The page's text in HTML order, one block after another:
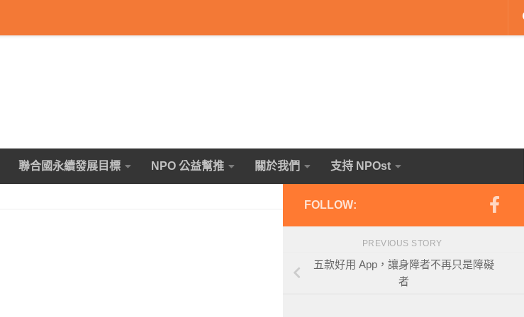
聯合國永續發展目標 NPO 公益幫推 關於我們 支持 NPOst
FOLLOW:
PREVIOUS STORY
五款好用 App，讓身障者不再只是障礙
者